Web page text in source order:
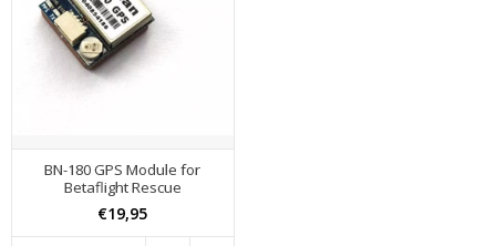
BN-180 GPS Module for
Betaflight Rescue
€19,95